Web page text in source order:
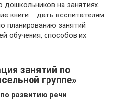
дошкольников на занятиях.
книги – дать воспитателям
планированию занятий
обучения, способов их
занятий по
группе»
развитию речи